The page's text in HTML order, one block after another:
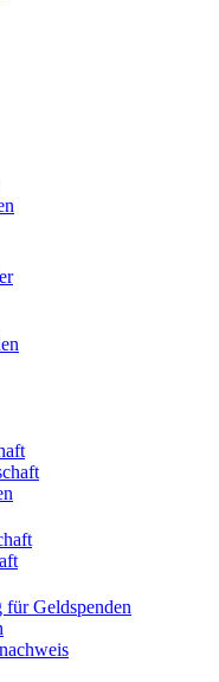
für Geldspenden